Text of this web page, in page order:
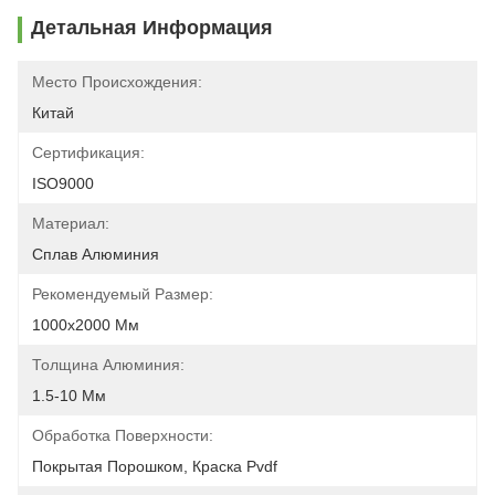
Детальная Информация
Место Происхождения:
Китай
Сертификация:
ISO9000
Материал:
Сплав Алюминия
Рекомендуемый Размер:
1000х2000 Мм
Толщина Алюминия:
1.5-10 Мм
Обработка Поверхности:
Покрытая Порошком, Краска Pvdf